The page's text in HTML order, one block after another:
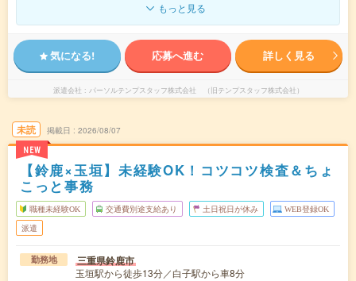
もっと見る
気になる! 応募へ進む 詳しく見る
派遣会社 パーソルテンプスタッフ株式会社 （旧テンプスタッフ株式会社）
未読
NEW
掲載日 2026/08/07
【鈴鹿×玉垣】未経験OK！コツコツ検査＆ちょ
こっと事務
職種未経験OK 交通費別途支給あり 土日祝日が休み WEB登録OK
派遣
勤務地 三重県鈴鹿市
玉垣駅から徒歩13分／白子駅から車8分